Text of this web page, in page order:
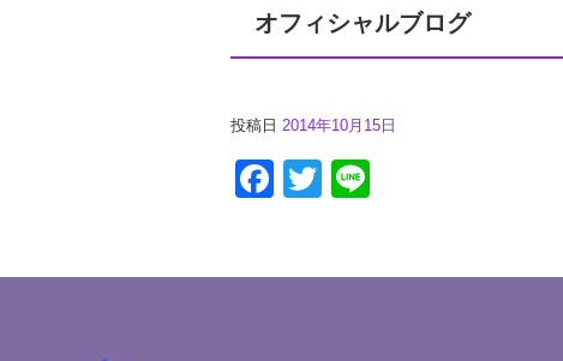
オフィシャルブログ
投稿日 2014年10月15日
Facebook
Twitter